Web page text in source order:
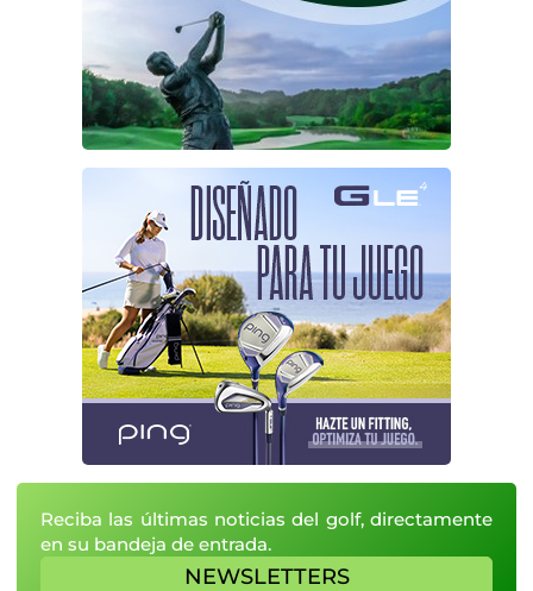
Reciba las últimas noticias del golf, directamente
en su bandeja de entrada.
NEWSLETTERS